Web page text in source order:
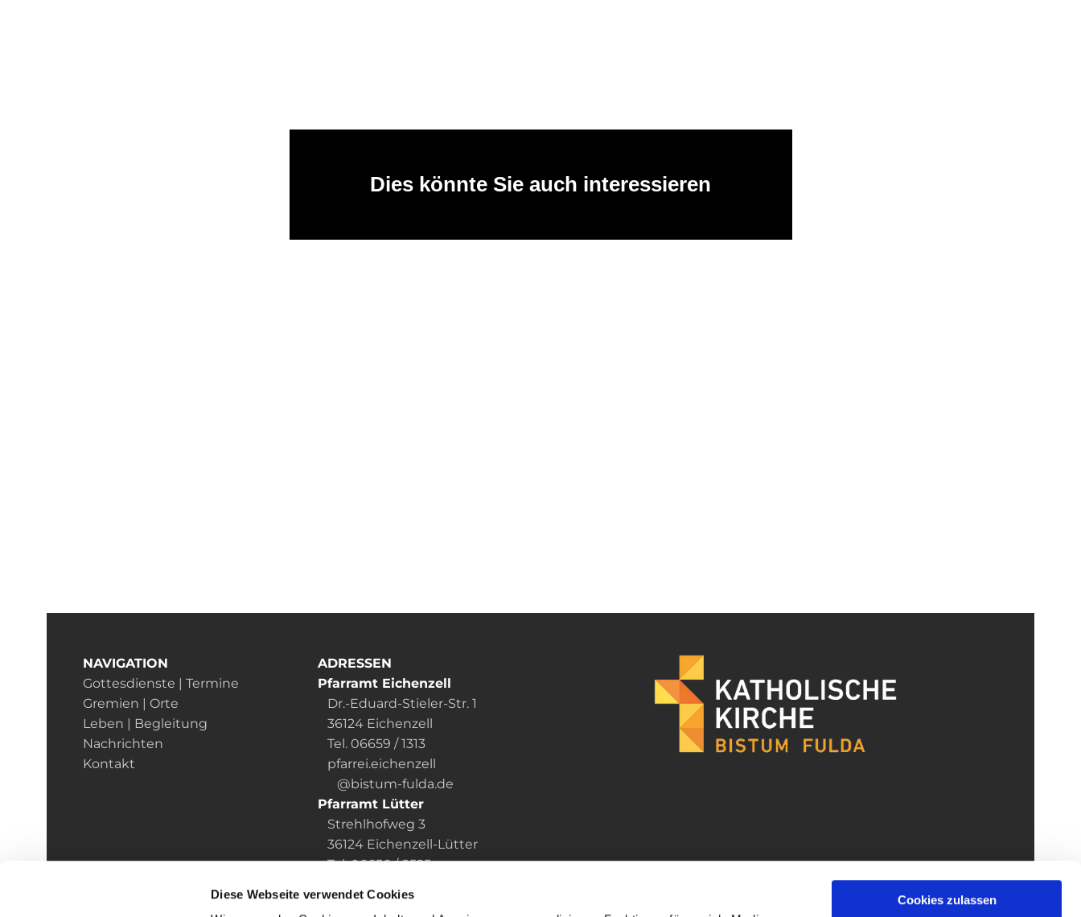
Diese Webseite verwendet Cookies
Cookies zulassen
Dies könnte Sie auch interessieren
NAVIGATION
Gottesdienste | Termine
Gremien | Orte
Leben | Begleitung
Nachrichten
Kontakt
ADRESSEN
Pfarramt Eichenzell
Dr.-Eduard-Stieler-Str. 1
36124 Eichenzell
Tel. 06659 / 1313
pfarrei.eichenzell
@bistum-fulda.de
Pfarramt Lütter
Strehlhofweg 3
36124 Eichenzell-Lütter
Tel. 06656 / 8525
@bistum-fulda.de